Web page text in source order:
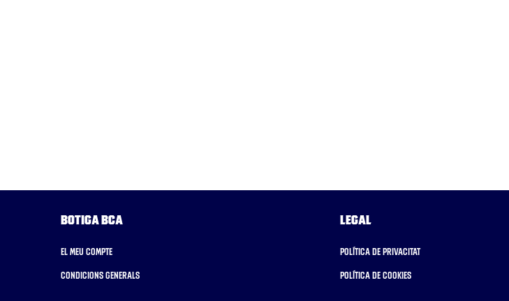
Botiga BCA
El meu compte
Condicions generals
Legal
Política de privacitat
Política de cookies